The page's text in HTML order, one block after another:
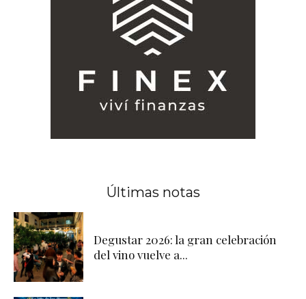
Últimas notas
Degustar 2026: la gran celebración
del vino vuelve a...